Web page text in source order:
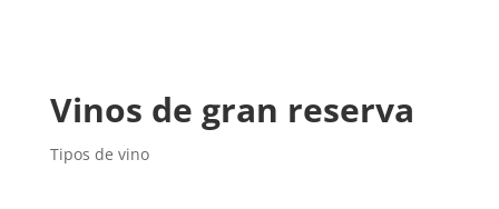
Vinos de gran reserva
Tipos de vino